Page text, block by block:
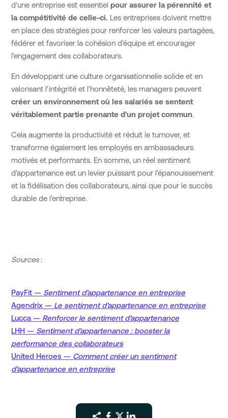
d'une entreprise est essentielpour assurer la pérennité et
la compétitivité de celle-ci. Les entreprises doivent mettre
en place des stratégies pour renforcer les valeurs partagées,
fédérer et favoriser la cohésion d'équipe et encourager
l'engagement des collaborateurs.
En développant une culture organisationnelle solide et en
valorisant l'intégrité et l'honnêteté, les managers peuvent
créer un environnement où les salariés se sentent
véritablement partie prenante d'un projet commun.
Cela augmente la productivité et réduit le turnover, et
transforme également les employés en ambassadeurs
motivés et performants. En somme, un réel sentiment
d'appartenance est un levier puissant pour l'épanouissement
et la fidélisation des collaborateurs, ainsi que pour le succès
durable de l'entreprise.
Sources:
PayFit — Sentiment d’appartenance en entreprise
Agendrix — Le sentiment d’appartenance en entreprise
Lucca — Renforcer le sentiment d’appartenance
LHH — Sentiment d’appartenance : booster la
performance des collaborateurs
United Heroes — Comment créer un sentiment
d’appartenance en entreprise